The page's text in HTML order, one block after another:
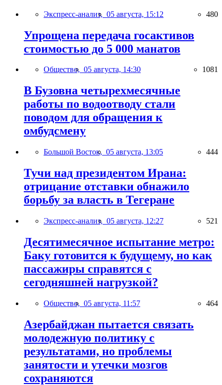
Экспресс-анализ, 05 августа, 15:12 480
Упрощена передача госактивов
стоимостью до 5 000 манатов
Общество, 05 августа, 14:30 1081
В Бузовна четырехмесячные
работы по водоотводу стали
поводом для обращения к
омбудсмену
Большой Восток, 05 августа, 13:05 444
Тучи над президентом Ирана:
отрицание отставки обнажило
борьбу за власть в Тегеране
Экспресс-анализ, 05 августа, 12:27 521
Десятимесячное испытание метро:
Баку готовится к будущему, но как
пассажиры справятся с
сегодняшней нагрузкой?
Общество, 05 августа, 11:57 464
Азербайджан пытается связать
молодежную политику с
результатами, но проблемы
занятости и утечки мозгов
сохраняются